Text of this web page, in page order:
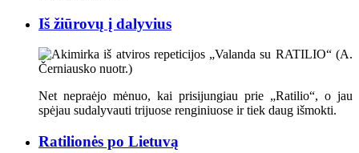
Iš žiūrovų į dalyvius
Net nepraėjo mėnuo, kai prisijungiau prie „Ratilio“, o jau
spėjau sudalyvauti trijuose renginiuose ir tiek daug išmokti.
Ratilionės po Lietuvą